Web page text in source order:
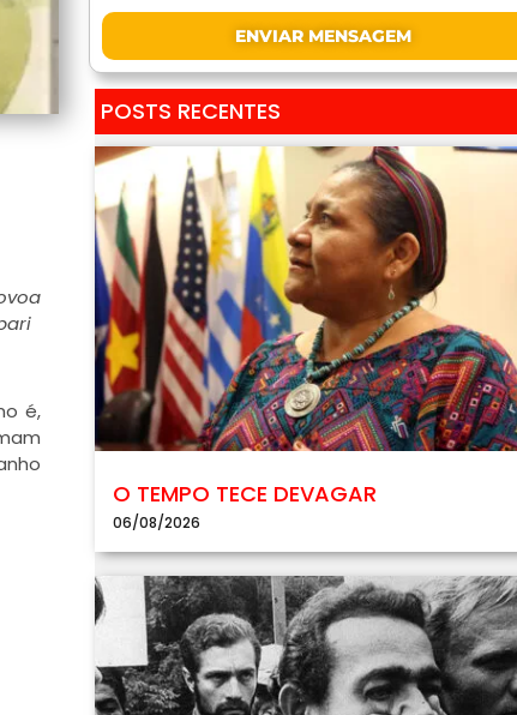
é,
ENVIAR MENSAGEM
POSTS RECENTES
O TEMPO TECE DEVAGAR
06/08/2026